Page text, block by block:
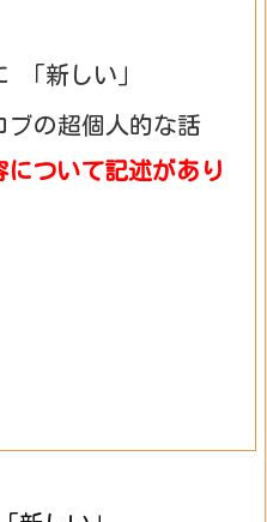
「新しい」
の超個人的な話
について記述があり